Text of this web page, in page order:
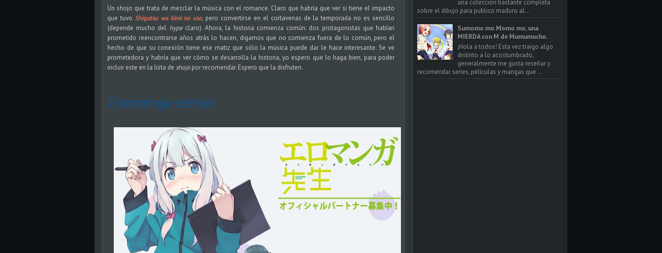
Un shojo que trata de mezclar la música con el romance. Claro que habría que ver si tiene el impacto
que tuvo Shigatsu wa kimi no uso, pero convertirse en el cortavenas de la temporada no es sencillo
(depende mucho del hypeclaro). Ahora, la historia comienza común: dos protagonistas que habían
prometido reencontrarse años atrás lo hacen, digamos que no comienza fuera de lo común, pero el
hecho de que su conexión tiene ese matiz que sólo la música puede dar le hace interesante. Se ve
prometedora y habría que ver cómo se desarrolla la historia, yo espero que lo haga bien, para poder
incluir este en la lista de shojopor recomendar. Espero que la disfruten.
Eromanga-sensei
una colección bastante completa
sobre el dibujo para publico maduro al...
Sumomo mo Momo mo, una
MIERDA con M de Mumumucho.
¡Hola a todos! Esta vez traigo algo
distinto a lo acostumbrado,
generalmente me gusta reseñar y
recomendar series, películas y mangas que ...